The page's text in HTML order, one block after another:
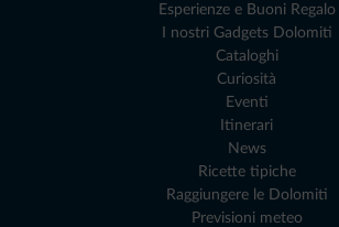
Esperienze e Buoni Regalo
I nostri Gadgets Dolomiti
Cataloghi
Curiosità
Eventi
Itinerari
News
Ricette tipiche
Raggiungere le Dolomiti
Previsioni meteo